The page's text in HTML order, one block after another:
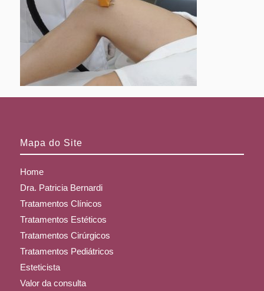
Mapa do Site
Home
Dra. Patricia Bernardi
Tratamentos Clínicos
Tratamentos Estéticos
Tratamentos Cirúrgicos
Tratamentos Pediátricos
Esteticista
Valor da consulta